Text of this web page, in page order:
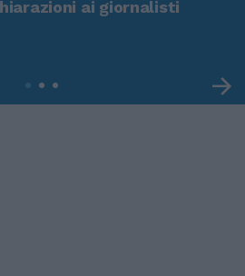
ai giornalisti